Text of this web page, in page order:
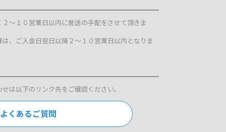
～１０営業日以内に発送の手配をさせて頂きま
、ご入金日翌日以降２～１０営業日以内となりま
は以下のリンク先をご確認ください。
よくあるご質問